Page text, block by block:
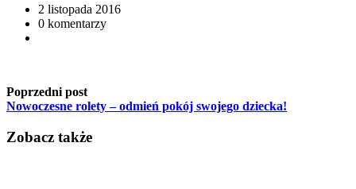
2 listopada 2016
0 komentarzy
Poprzedni post
Nowoczesne rolety – odmień pokój swojego dziecka!
Zobacz także